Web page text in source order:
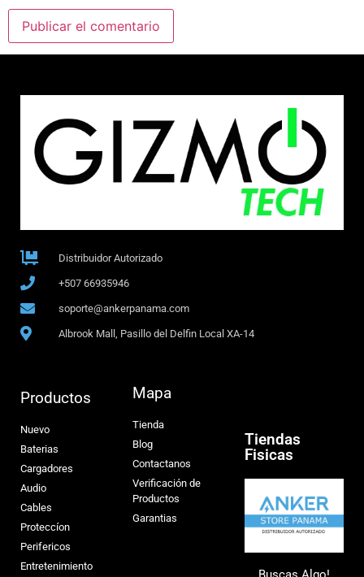
Distribuidor Autorizado
+507 66935946
soporte@ankerpanama.com
Albrook Mall, Pasillo del Delfin Local XA-14
Productos
Nuevo
Baterias
Cargadores
Audio
Cables
Proteccíon
Perifericos
Entretenimiento
Mapa
Tienda
Blog
Contactanos
Verificación de
Productos
Garantias
Tiendas
Fisicas